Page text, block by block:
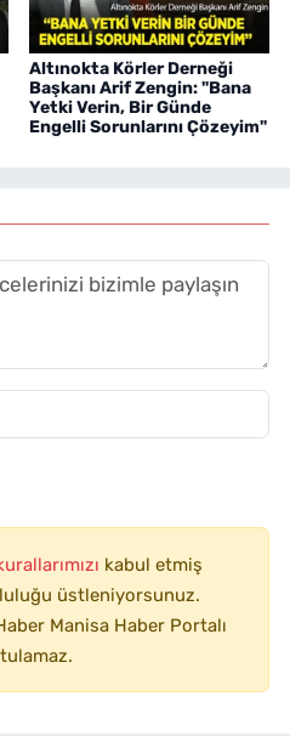
Altınokta Körler Derneği
Başkanı Arif Zengin: "Bana
Yetki Verin, Bir Günde
Engelli Sorunlarını Çözeyim"
kabul etmiş
üstleniyorsunuz.
Manisa Haber Portalı